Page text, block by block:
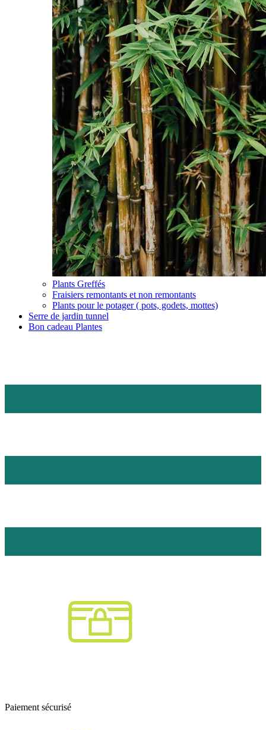
Plants Greffés
Fraisiers remontants et non remontants
Plants pour le potager ( pots, godets, mottes)
Serre de jardin tunnel
Bon cadeau Plantes
Paiement sécurisé